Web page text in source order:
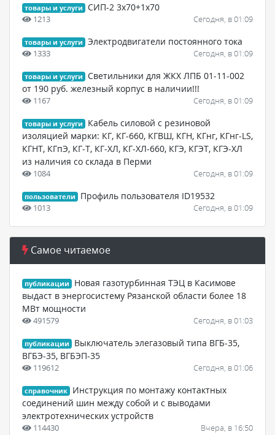
товары и услуги СИП-2 3х70+1х70
1213 Сегодня, в 01:09
товары и услуги Электродвигатели постоянного тока
1333 Сегодня, в 01:09
товары и услуги
Светильники для ЖКХ ЛПБ 01-11-002
от 190 руб. железный корпус в наличии!!!
1167 Сегодня, в 01:09
товары и услуги
Кабель силовой с резиновой
изоляцией марки: КГ, КГ-660, КГВШ, КГН, КГнг, КГнг-LS,
КГНТ, КГпЭ, КГ-Т, КГ-ХЛ, КГ-ХЛ-660, КГЭ, КГЭТ, КГЭ-ХЛ
из наличия со склада в Перми
1084 Сегодня, в 01:09
пользователи Профиль пользователя ID19532
1013 Сегодня, в 01:09
Самое читаемое
публикации
Новая газотурбинная ТЭЦ в Касимове
выдаст в энергосистему Рязанской области более 18
МВт мощности
491579 Сегодня, в 01:03
публикации
Выключатель элегазовый типа ВГБ-35,
ВГБЭ-35, ВГБЭП-35
119612 Сегодня, в 01:06
справочник
Инструкция по монтажу контактных
соединений шин между собой и с выводами
электротехнических устройств
114430 Вчера, в 16:50